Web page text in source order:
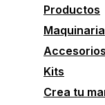
Productos
Maquinaria
Accesorios
Kits
Crea tu